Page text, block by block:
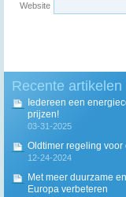
Website
Recente artikelen
Iedereen een
prijzen!
03-31-2025
Oldtimer regeling voor
12-24-2024
Met meer duurzame
Europa verbeteren